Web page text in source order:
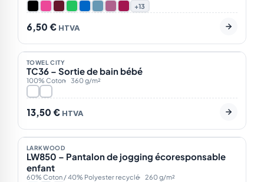
+13
6,50 € HTVA
TOWEL CITY
TC36 – Sortie de bain bébé
100% Coton 360 g/m²
13,50 € HTVA
ÉCO
LARKWOOD
LW850 – Pantalon de jogging écoresponsable
enfant
60% Coton / 40% Polyester recyclé 260 g/m²